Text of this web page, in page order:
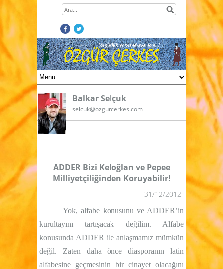
Balkar Selçuk
selcuk@ozgurcerkes.com
ADDER Bizi Keloğlan ve Pepee
Milliyetçiliğinden Koruyabilir!
31/12/2012
Yok, alfabe konusunu ve ADDER’in
kurultayını tartışacak değilim. Alfabe
konusunda ADDER ile anlaşmamız mümkün
değil. Zaten daha önce diasporanın latin
alfabesine geçmesinin bir cinayet olacağını